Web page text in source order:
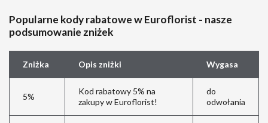
Popularne kody rabatowe w Euroflorist - nasze
podsumowanie zniżek
Zniżka Opis zniżki Wygasa
5%
Kod rabatowy 5% na
zakupy w Euroflorist!
do
odwołania